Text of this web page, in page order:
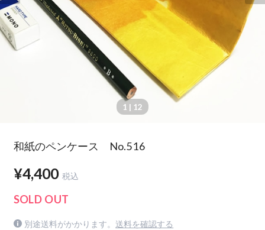
1 | 12
和紙のペンケース No.516
¥4,400 税込
SOLD OUT
別途送料がかかります。 送料を確認する